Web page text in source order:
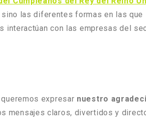
las diferentes formas en las que
con las empresas del
expresar nuestro
mensajes claros, divertidos y